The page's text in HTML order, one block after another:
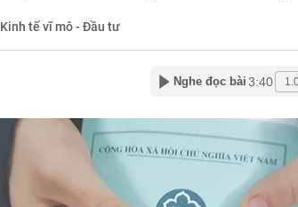
nhưng thực trả tới 9%/năm
Sáng mai, Bắc Bộ sẽ có mưa to đến rất to
Nhật Bản lần đầu giảm thuế tiêu dùng sau gần 40 năm
Vết nứt trên tường: Khi nào "xem nhẹ", khi nào cần gọi
năm tiết lộ điều gia chủ nên để ý
Một doanh nghiệp sắp trả cổ tức 3.000 đồng/cp, duy trì
Kinh tế vĩ mô - Đầu tư
Nghe đọc bài 3:40